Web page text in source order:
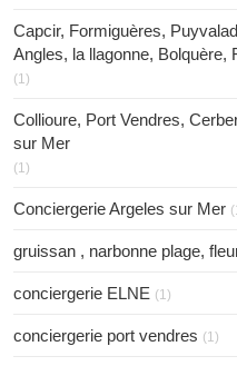
Capcir, Formiguères,
Angles, la llagonne, Bolquère,
(1)
Collioure, Port Vendres,
sur Mer
(1)
Conciergerie Argeles sur Mer
gruissan , narbonne plage,
conciergerie ELNE (1)
conciergerie port vendres (1)